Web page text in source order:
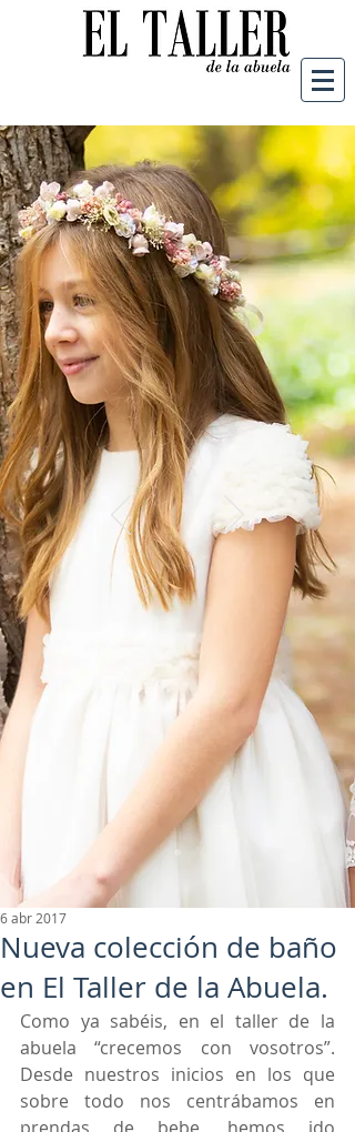
Nueva colección de baño
en El Taller de la Abuela.
6 abr 2017
Como ya sabéis, en el taller de la
abuela “crecemos con vosotros”.
Desde nuestros inicios en los que
sobre todo nos centrábamos en